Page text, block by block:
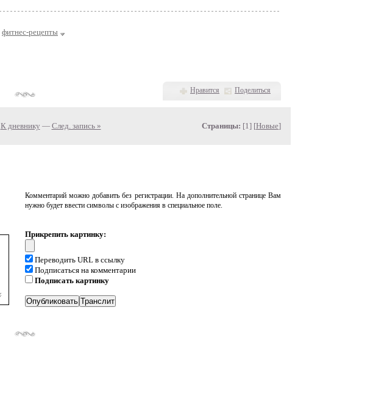
фитнес-рецепты
Нравится Поделиться
К дневнику — След. запись » Страницы: [1] [Новые]
Комментарий можно добавить без регистрации. На дополнительной странице Вам
нужно будет ввести символы с изображения в специальное поле.
Прикрепить картинку:
Переводить URL в ссылку
Подписаться на комментарии
Подписать картинку